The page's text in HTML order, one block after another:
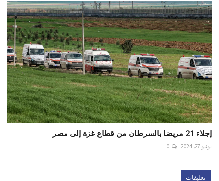
إجلاء 21 مريضا بالسرطان من قطاع غزة إلى مصر
يونيو 27, 2024 0
تعليقات